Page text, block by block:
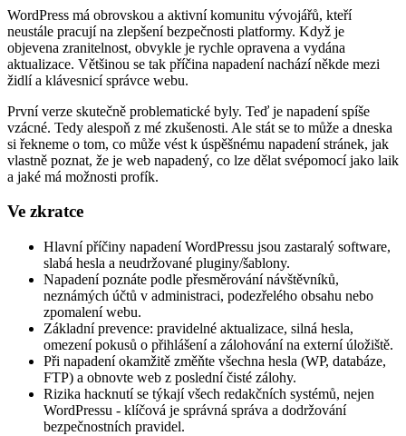
WordPress má obrovskou a aktivní komunitu vývojářů, kteří
neustále pracují na zlepšení bezpečnosti platformy. Když je
objevena zranitelnost, obvykle je rychle opravena a vydána
aktualizace. Většinou se tak příčina napadení nachází někde mezi
židlí a klávesnicí správce webu.
První verze skutečně problematické byly. Teď je napadení spíše
vzácné. Tedy alespoň z mé zkušenosti. Ale stát se to může a dneska
si řekneme o tom, co může vést k úspěšnému napadení stránek, jak
vlastně poznat, že je web napadený, co lze dělat svépomocí jako laik
a jaké má možnosti profík.
Ve zkratce
Hlavní příčiny napadení WordPressu jsou zastaralý software,
slabá hesla a neudržované pluginy/šablony.
Napadení poznáte podle přesměrování návštěvníků,
neznámých účtů v administraci, podezřelého obsahu nebo
zpomalení webu.
Základní prevence: pravidelné aktualizace, silná hesla,
omezení pokusů o přihlášení a zálohování na externí úložiště.
Při napadení okamžitě změňte všechna hesla (WP, databáze,
FTP) a obnovte web z poslední čisté zálohy.
Rizika hacknutí se týkají všech redakčních systémů, nejen
WordPressu - klíčová je správná správa a dodržování
bezpečnostních pravidel.